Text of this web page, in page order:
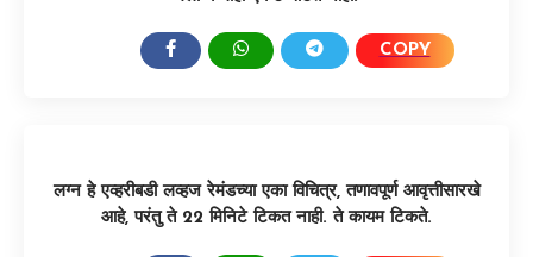
COPY
लग्न हे एव्हरीबडी लव्हज रेमंडच्या एका विचित्र, तणावपूर्ण आवृत्तीसारखे
आहे, परंतु ते 22 मिनिटे टिकत नाही. ते कायम टिकते.